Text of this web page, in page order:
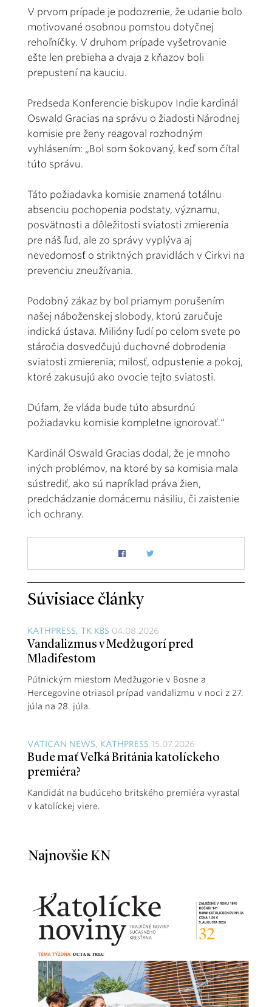
V prvom prípade je podozrenie, že udanie bolo
motivované osobnou pomstou dotyčnej
rehoľníčky. V druhom prípade vyšetrovanie
ešte len prebieha a dvaja z kňazov boli
prepustení na kauciu.
Predseda Konferencie biskupov Indie kardinál
Oswald Gracias na správu o žiadosti Národnej
komisie pre ženy reagoval rozhodným
vyhlásením: „Bol som šokovaný, keď som čítal
túto správu.
Táto požiadavka komisie znamená totálnu
absenciu pochopenia podstaty, významu,
posvätnosti a dôležitosti sviatosti zmierenia
pre náš ľud, ale zo správy vyplýva aj
nevedomosť o striktných pravidlách v Cirkvi na
prevenciu zneužívania.
Podobný zákaz by bol priamym porušením
našej náboženskej slobody, ktorú zaručuje
indická ústava. Milióny ľudí po celom svete po
stáročia dosvedčujú duchovné dobrodenia
sviatosti zmierenia; milosť, odpustenie a pokoj,
ktoré zakusujú ako ovocie tejto sviatosti.
Dúfam, že vláda bude túto absurdnú
požiadavku komisie kompletne ignorovať.“
Kardinál Oswald Gracias dodal, že je mnoho
iných problémov, na ktoré by sa komisia mala
sústrediť, ako sú napríklad práva žien,
predchádzanie domácemu násiliu, či zaistenie
ich ochrany.
Súvisiace články
KATHPRESS, TK KBS 04.08.2026
Vandalizmus v Medžugorí pred
Mladifestom
Pútnickým miestom Medžugorie v Bosne a
Hercegovine otriasol prípad vandalizmu v noci z 27.
júla na 28. júla.
VATICAN NEWS, KATHPRESS 15.07.2026
Bude mať Veľká Británia katolíckeho
premiéra?
Kandidát na budúceho britského premiéra vyrastal
v katolíckej viere.
Najnovšie KN